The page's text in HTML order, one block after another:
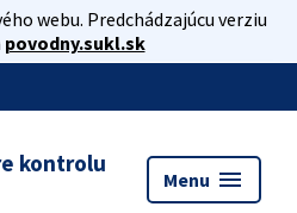
webu. Predchádzajúcu verziu
povodny.sukl.sk
kontrolu
Menu menu